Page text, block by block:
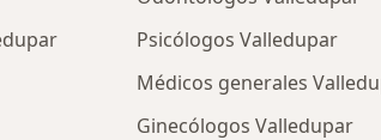
Psicólogos Valledupar
Médicos generales
Ginecólogos Valledupar